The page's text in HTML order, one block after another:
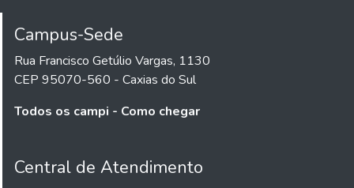
Campus-Sede
Rua Francisco Getúlio Vargas, 1130
CEP 95070-560 - Caxias do Sul
Todos os campi - Como chegar
Central de Atendimento